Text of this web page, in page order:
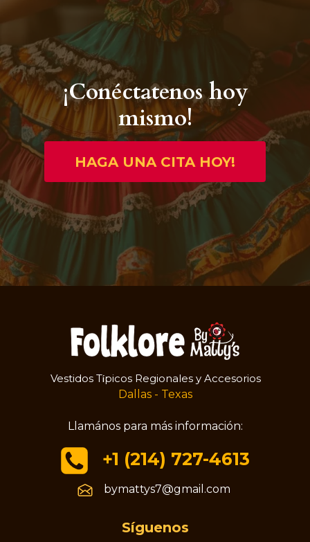
HAGA UNA CITA HOY!
¡Conéctatenos hoy
mismo!
+1 (214) 727-4613
bymattys7@gmail.com
Vestidos Típicos Regionales y Accesorios
Dallas - Texas
Llamános para más información:
Síguenos